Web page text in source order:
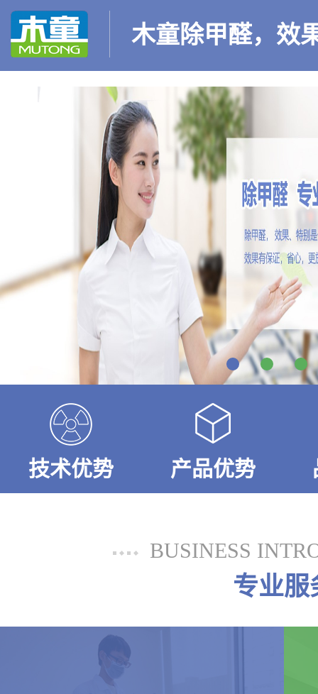
木童除甲醛，效
技术优势 产品优势
BUSINESS
专业服